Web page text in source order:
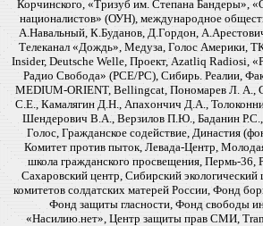
Корчинского, «Тризуб им. Степана Бандеры»,
националистов» (ОУН), международное
А.Навальный, К.Буданов, Д.Гордон,
Телеканал «Дождь», Медуза, Голос Америки,
Insider, Deutsche Welle, Проект, Azatliq Radiosi,
Радио Свобода» (PCE/PC), Сибирь. Реалии,
MEDIUM-ORIENT, Bellingcat, Пономарев Л. А.,
С.Е., Камалягин Д.Н., Апахончич Д.А.,
Шендерович В.А., Верзилов П.Ю., Баданин Р.С.,
Голос, Гражданское содействие, Династия
Комитет против пыток, Левада-Центр,
школа гражданского просвещения, Пермь-36,
Сахаровский центр, Сибирский
комитетов солдатских матерей России, Фонд
Фонд защиты гласности, Фонд свободы
«Насилию.нет», Центр защиты прав СМИ,